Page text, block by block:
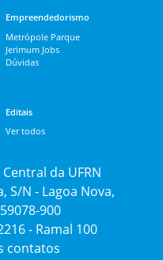
Empreendedorismo
Metrópole Parque
Jerimum Jobs
Dúvidas
Editais
Ver todos
da UFRN
S/N - Lagoa Nova,
900
- Ramal 100
contatos